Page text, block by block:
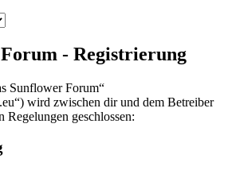
- Registrierung
Sunflower Forum“
wird zwischen dir und dem Betreiber
Regelungen geschlossen: